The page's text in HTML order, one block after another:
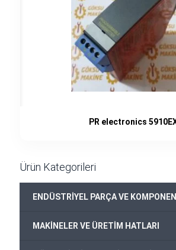
PR electronics
Ürün Kategorileri
ENDÜSTRİYEL PARÇA VE
MAKİNELER VE ÜRETİM HATLARI